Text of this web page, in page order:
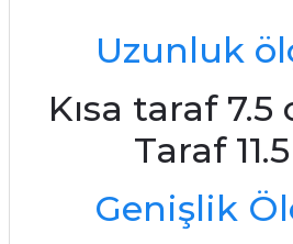
Uzunluk
Kısa taraf
Taraf
Genişlik